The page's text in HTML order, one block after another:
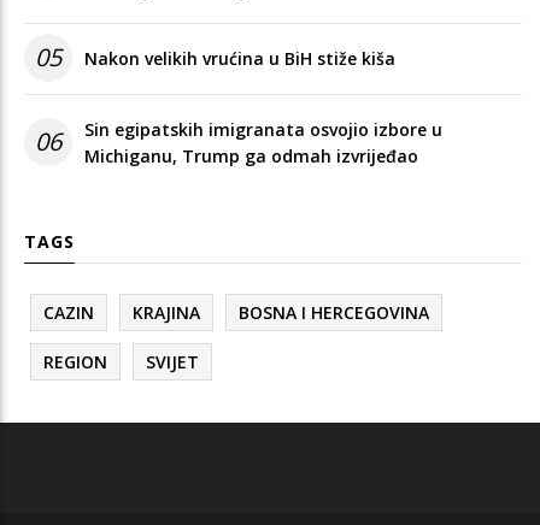
05 Nakon velikih vrućina u BiH stiže kiša
06
Sin egipatskih imigranata osvojio izbore u
Michiganu, Trump ga odmah izvrijeđao
TAGS
CAZIN KRAJINA BOSNA I HERCEGOVINA
REGION SVIJET